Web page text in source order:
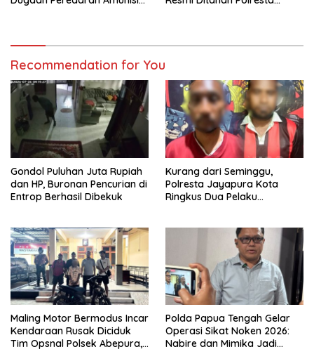
Recommendation for You
Gondol Puluhan Juta Rupiah
dan HP, Buronan Pencurian di
Entrop Berhasil Dibekuk
Kurang dari Seminggu,
Polresta Jayapura Kota
Ringkus Dua Pelaku
Maling Motor Bermodus Incar
Kendaraan Rusak Diciduk
Tim Opsnal Polsek Abepura,
Polda Papua Tengah Gelar
Operasi Sikat Noken 2026:
Nabire dan Mimika Jadi